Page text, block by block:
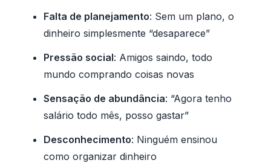
Falta de planejamento: Sem um plano, o
dinheiro simplesmente “desaparece”
Pressão social: Amigos saindo, todo
mundo comprando coisas novas
Sensação de abundância: “Agora tenho
salário todo mês, posso gastar”
Desconhecimento: Ninguém ensinou
como organizar dinheiro